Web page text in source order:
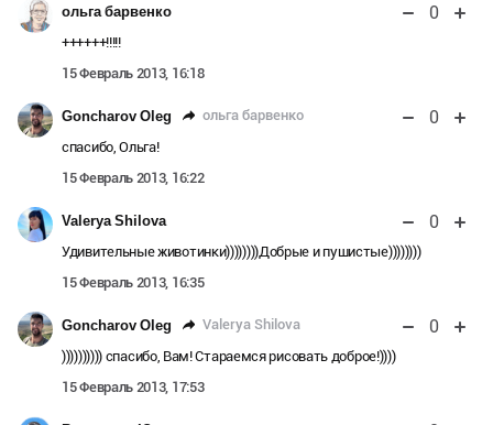
ольга барвенко 0
++++++!!!!!
15 Февраль 2013, 16:18
Goncharov Oleg ольга барвенко 0
спасибо, Ольга!
15 Февраль 2013, 16:22
Valerya Shilova 0
Удивительные животинки))))))))Добрые и пушистые))))))))
15 Февраль 2013, 16:35
Goncharov Oleg Valerya Shilova 0
)))))))))) спасибо, Вам! Стараемся рисовать доброе!))))
15 Февраль 2013, 17:53